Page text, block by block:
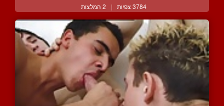
3784 צפיות | 2 המלצות